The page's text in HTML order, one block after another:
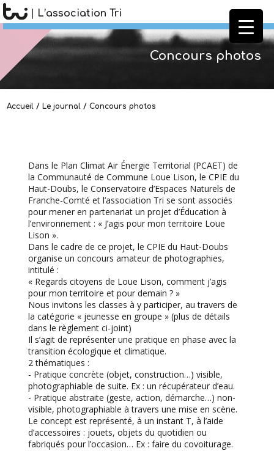
| L’association Tri
Concours photos
Accueil / Le journal /Concours photos
Dans le Plan Climat Air Énergie Territorial (PCAET) de
la Communauté de Commune Loue Lison, le CPIE du
Haut-Doubs, le Conservatoire d’Espaces Naturels de
Franche-Comté et l’association Tri se sont associés
pour mener en partenariat un projet d’Éducation à
l’environnement : « J’agis pour mon territoire Loue
Lison ».
Dans le cadre de ce projet, le CPIE du Haut-Doubs
organise un concours amateur de photographies,
intitulé :
« Regards citoyens de Loue Lison, comment j’agis
pour mon territoire et pour demain ? »
Nous invitons les classes à y participer, au travers de
la catégorie « jeunesse en groupe » (plus de détails
dans le règlement ci-joint)
Il s’agit de représenter une pratique en phase avec la
transition écologique et climatique.
2 thématiques :
- Pratique concrète (objet, construction…) visible,
photographiable de suite. Ex : un récupérateur d’eau.
- Pratique abstraite (geste, action, démarche…) non-
visible, photographiable à travers une mise en scène.
Le concept est représenté, à un instant T, à l’aide
d’accessoires : jouets, objets du quotidien ou
fabriqués pour l’occasion… Ex : faire du covoiturage.